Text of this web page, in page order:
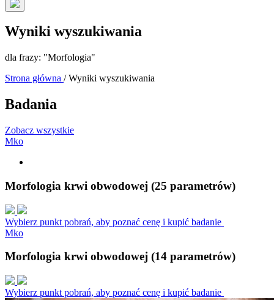
Wyniki wyszukiwania
dla frazy: "Morfologia"
Strona główna / Wyniki wyszukiwania
Badania
Zobacz wszystkie
Mko
Morfologia krwi obwodowej (25 parametrów)
Wybierz punkt pobrań, aby poznać cenę i kupić badanie
Mko
Morfologia krwi obwodowej (14 parametrów)
Wybierz punkt pobrań, aby poznać cenę i kupić badanie